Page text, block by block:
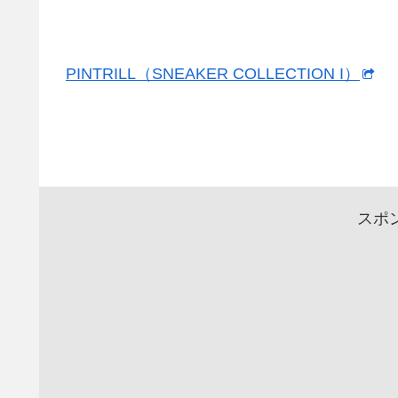
PINTRILL（SNEAKER COLLECTION I）
スポ